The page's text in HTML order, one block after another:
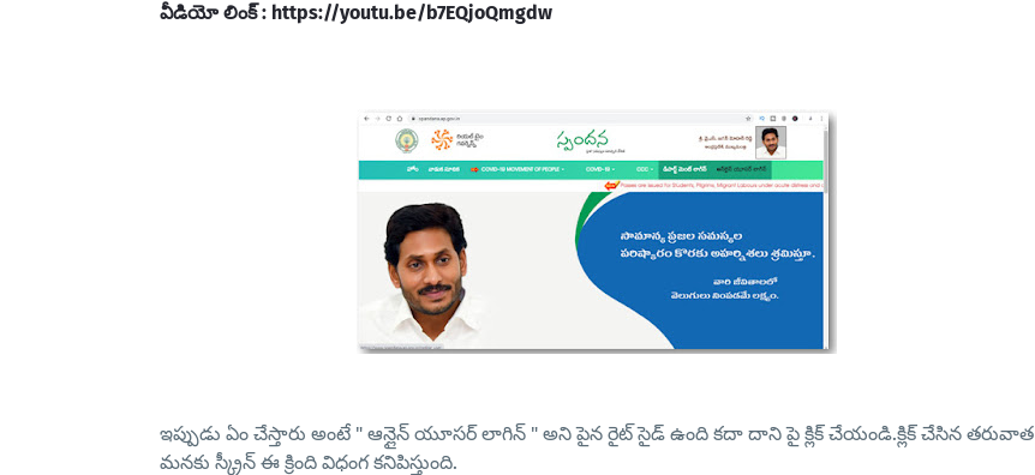
వీడియో లింక్ : https://youtu.be/b7EQjoQmgdw
ఇప్పుడు ఏం చేస్తారు అంటే " ఆన్లైన్ యూసర్ లాగిన్ " అని పైన రైట్ సైడ్ ఉంది కదా దాని పై క్లిక్ చేయండి.క్లిక్ చేసిన తరువాత
మనకు స్క్రీన్ ఈ క్రింది విధంగ కనిపిస్తుంది.